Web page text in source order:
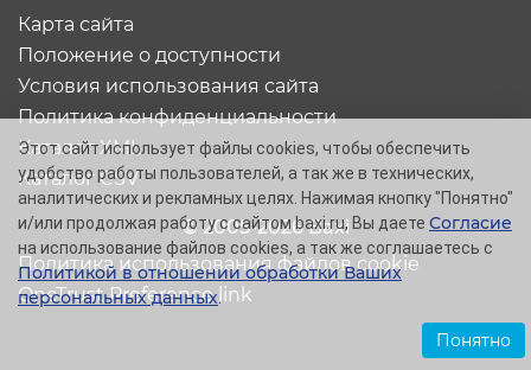
© 2005-2026 Baxi
Карта сайта
Положение о доступности
Условия использования сайта
Политика конфиденциальности
Каталог XML
Каталог CSV
Политика использования файлов cookie
OneTrust Preference link
Этот сайт использует файлы cookies, чтобы обеспечить
удобство работы пользователей, а так же в технических,
аналитических и рекламных целях. Нажимая кнопку "Понятно"
и/или продолжая работу с сайтом baxi.ru, Вы даете Согласие
на использование файлов cookies, а так же соглашаетесь с
Политикой в отношении обработки Ваших
персональных данных.
Понятно